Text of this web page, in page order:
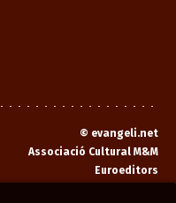
© evangeli.net
Associació Cultural M&M
Euroeditors